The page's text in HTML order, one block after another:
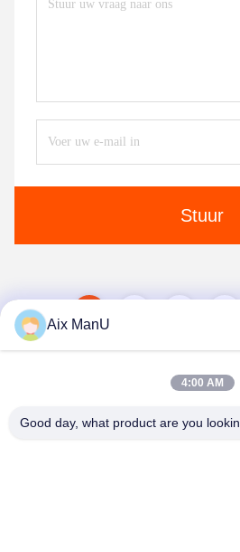
Stuur
Aix ManU
4:00 AM
Good day, what product are you